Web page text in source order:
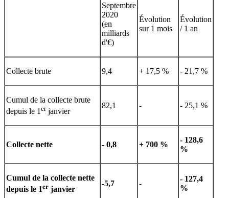
Septembre
2020
(en
milliards
d'€)
Évolution
sur 1 mois
Évolution
/ 1 an
Collecte brute 9,4 + 17,5 % - 21,7 %
Cumul de la collecte brute
depuis le 1 erjanvier
82,1 - - 25,1 %
Collecte nette - 0,8 + 700 %
- 128,6
%
Cumul de la collecte nette
depuis le 1er janvier
-5,7 -
- 127,4
%